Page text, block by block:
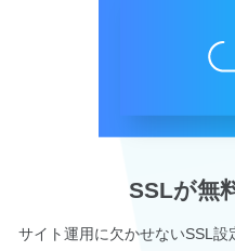
SSLが無
サイト運用に欠かせないSSL